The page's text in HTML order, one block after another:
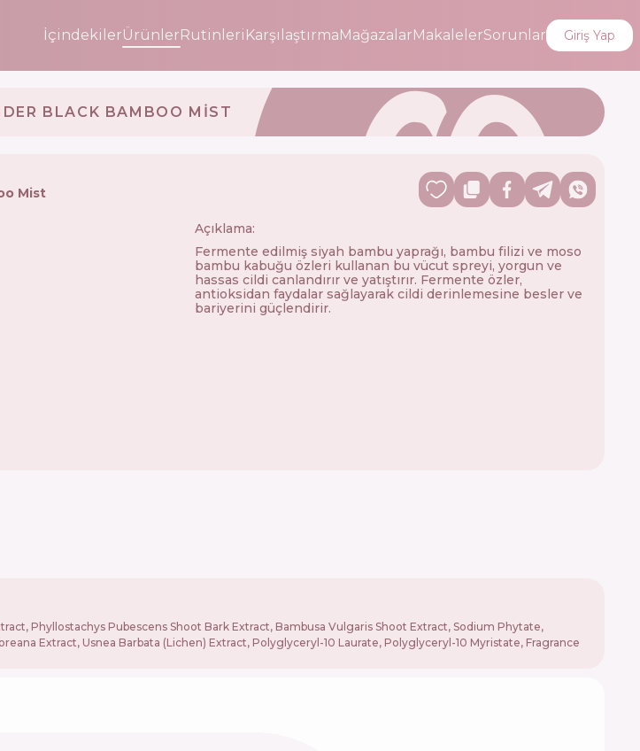
İçindekilerÜrünlerRutinleri KarşılaştırmaMağazalarMakalelerSorunlar Giriş Yap
BLACK BAMBOO MIST
Mist
Açıklama:
Fermente edilmiş siyah bambu yaprağı, bambu filizi ve moso
bambu kabuğu özleri kullanan bu vücut spreyi, yorgun ve
hassas cildi canlandırır ve yatıştırır. Fermente özler,
antioksidan faydalar sağlayarak cildi derinlemesine besler ve
bariyerini güçlendirir.
Phyllostachys Pubescens Shoot Bark Extract, Bambusa Vulgaris Shoot Extract, Sodium Phytate,
Extract, Usnea Barbata (Lichen) Extract, Polyglyceryl-10 Laurate, Polyglyceryl-10 Myristate, Fragrance